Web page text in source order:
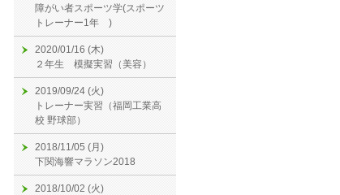
障がい者スポーツ学(スポーツ
トレーナー1年 )
2020/01/16 (木)
２年生 模擬実習（美容）
2019/09/24 (火)
トレーナー実習（福岡工業高
校 野球部）
2018/11/05 (月)
下関海響マラソン2018
2018/10/02 (火)